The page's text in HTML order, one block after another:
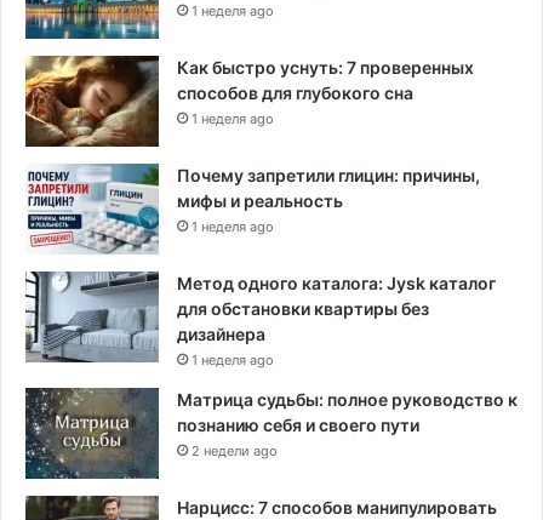
1 неделя ago
Как быстро уснуть: 7 проверенных
способов для глубокого сна
1 неделя ago
Почему запретили глицин: причины,
мифы и реальность
1 неделя ago
Метод одного каталога: Jysk каталог
для обстановки квартиры без
дизайнера
1 неделя ago
Матрица судьбы: полное руководство к
познанию себя и своего пути
2 недели ago
Нарцисс: 7 способов манипулировать